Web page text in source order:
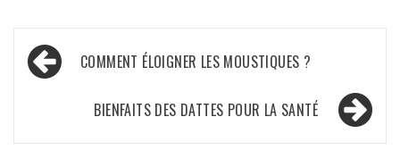
Navigation
de
l’article
COMMENT ÉLOIGNER LES MOUSTIQUES ?
BIENFAITS DES DATTES POUR LA SANTÉ